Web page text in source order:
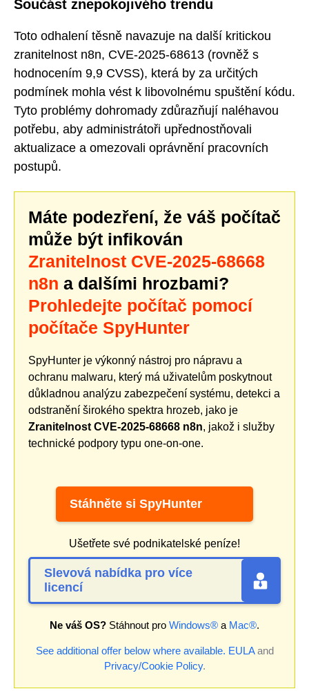
Součást znepokojivého trendu
Toto odhalení těsně navazuje na další kritickou
zranitelnost n8n, CVE-2025-68613 (rovněž s
hodnocením 9,9 CVSS), která by za určitých
podmínek mohla vést k libovolnému spuštění kódu.
Tyto problémy dohromady zdůrazňují naléhavou
potřebu, aby administrátoři upřednostňovali
aktualizace a omezovali oprávnění pracovních
postupů.
Máte podezření, že váš počítač
může být infikován
Zranitelnost CVE-2025-68668
n8n a dalšími hrozbami?
Prohledejte počítač pomocí
počítače SpyHunter
SpyHunter je výkonný nástroj pro nápravu a
ochranu malwaru, který má uživatelům poskytnout
důkladnou analýzu zabezpečení systému, detekci a
odstranění širokého spektra hrozeb, jako je
Zranitelnost CVE-2025-68668 n8n, jakož i služby
technické podpory typu one-on-one.
Stáhněte si SpyHunter
Ušetřete své podnikatelské peníze!
Slevová nabídka pro více
licencí
Ne váš OS? Stáhnout pro Windows® a Mac®.
See additional offer below where available. EULAand
Privacy/Cookie Policy.